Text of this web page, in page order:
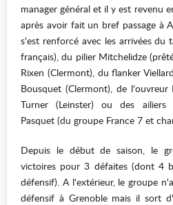
manager général et il y est revenu
après avoir fait un bref passage à
s'est renforcé avec les arrivées du
français), du pilier Mitchelidze
Rixen (Clermont), du flanker
Bousquet (Clermont), de
Turner (Leinster) ou des ailiers
Pasquet (du groupe France 7 et
Depuis le début de saison, le
victoires pour 3 défaites (dont 4
défensif). A l'extérieur, le groupe
défensif à Grenoble mais il sort